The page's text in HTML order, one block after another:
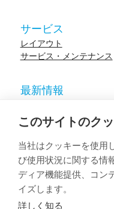
このサイトのク
当社はクッキーを使用
び使用状況に関する情
ディア機能提供、コン
イズします。
詳しく知る
サービス
レイアウト
サービス・メンテナンス
最新情報
参考施設
イベント
ウェビナー
学術論文
© 2023 HUR. All right